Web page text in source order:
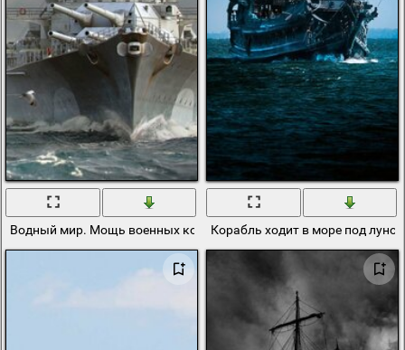
Водный мир. Мощь военных кораблейКорабль ходит в море под луной